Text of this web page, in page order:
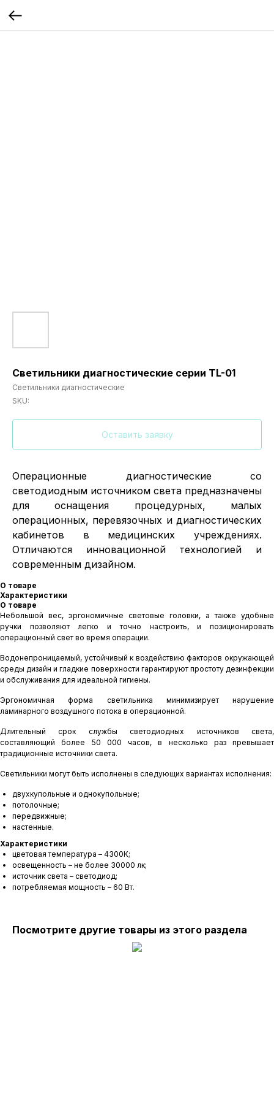
Светильники диагностические серии TL-01
Светильники диагностические
SKU:
Оставить заявку
Операционные диагностические со
светодиодным источником света предназначены
для оснащения процедурных, малых
операционных, перевязочных и диагностических
кабинетов в медицинских учреждениях.
Отличаются инновационной технологией и
современным дизайном.
О товаре
Характеристики
О товаре
Небольшой вес, эргономичные световые головки, а также удобные
ручки позволяют легко и точно настроить, и позиционировать
операционный свет во время операции.
Водонепроницаемый, устойчивый к воздействию факторов окружающей
среды дизайн и гладкие поверхности гарантируют простоту дезинфекции
и обслуживания для идеальной гигиены.
Эргономичная форма светильника минимизирует нарушение
ламинарного воздушного потока в операционной.
Длительный срок службы светодиодных источников света,
составляющий более 50 000 часов, в несколько раз превышает
традиционные источники света.
Светильники могут быть исполнены в следующих вариантах исполнения:
двухкупольные и однокупольные;
потолочные;
передвижные;
настенные.
Характеристики
цветовая температура – 4300К;
освещенность – не более 30000 лк;
источник света – светодиод;
потребляемая мощность – 60 Вт.
Посмотрите другие товары из этого раздела